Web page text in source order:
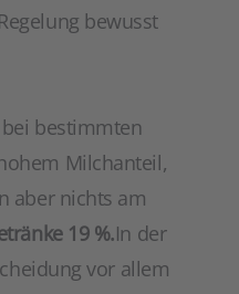
bewusst
bestimmten
Milchanteil,
aber nichts am
19 %.In der
vor allem